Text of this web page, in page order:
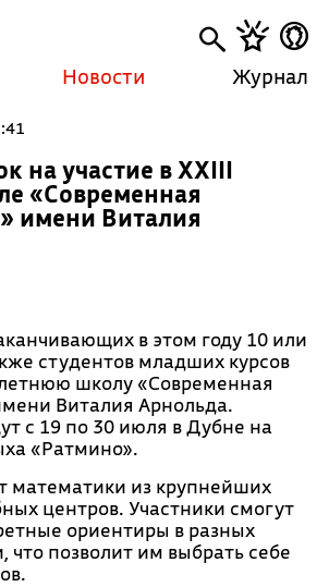
Новости Журнал
на участие в XXIII
«Современная
имени Виталия
в этом году 10 или
студентов младших курсов
школу «Современная
Виталия Арнольда.
с 19 по 30 июля в Дубне на
«Ратмино».
математики из крупнейших
центров. Участники смогут
ориентиры в разных
что позволит им выбрать себе